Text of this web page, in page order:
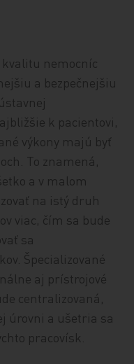
nemocníc
a bezpečnejšiu
k pacientovi,
výkony majú byť
To znamená,
a v malom
na istý druh
viac, čím sa bude
sa
Špecializované
aj prístrojové
centralizovaná,
úrovni a ušetria sa
pracovísk.